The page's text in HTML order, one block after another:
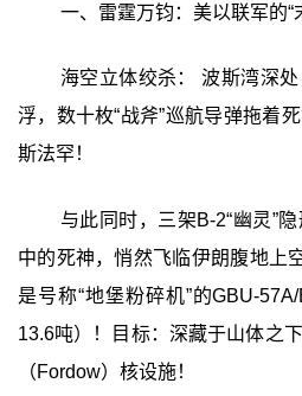
一、雷霆万钧：美以联军的“
海空立体绞杀： 波斯湾深
浮，数十枚“战斧”巡航导弹拖着
斯法罕！
与此同时，三架B-2“幽灵”
中的死神，悄然飞临伊朗腹地上
是号称“地堡粉碎机”的GBU-
13.6吨）！目标：深藏于山体之
（Fordow）核设施！